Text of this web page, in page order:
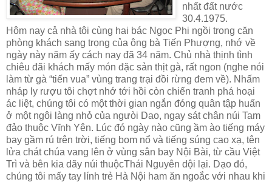
nhất đất nước
30.4.1975.
Hôm nay cả nhà tôi cùng hai bác Ngọc Phi ngồi trong căn
phòng khách sang trọng của ông bà Tiến Phượng, nhớ về
ngày này năm ấy cách nay đã 34 năm. Chủ nhà thịnh tình
chiêu đãi khách mấy món đặc sản thịt gà, rất ngon (nghe nói
làm từ gà “tiến vua” vùng trang trại đồi rừng đem về). Nhấm
nháp ly rượu tôi chợt nhớ tới hồi còn chiến tranh phá hoại
ác liệt, chúng tôi có một thời gian ngắn đóng quân tập huấn
ở một ngôi làng nhỏ của ngưòi Dao, ngay sát chân núi Tam
đảo thuộc Vĩnh Yên. Lúc đó ngày nào cũng ầm ào tiếng máy
bay gầm rú trên trời, tiếng bom nổ và tiếng súng cao xạ, tên
lửa chát chúa vang lên ở vùng sân bay Nội Bài, từ cầu Việt
Trì và bên kia dãy núi thuộcThái Nguyên dội lại. Dạo đó,
chúng tôi mấy tay lính trẻ Hà Nội ham ăn ngoắc với nhau khi